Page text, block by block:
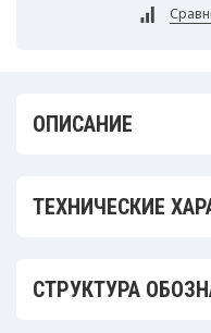
ОПИСАНИЕ
ТЕХНИЧЕСКИЕ
СТРУКТУРА